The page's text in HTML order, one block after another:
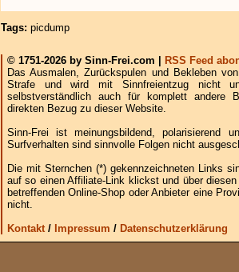
Tags: picdump
© 1751-2026 by Sinn-Frei.com |
RSS Feed
Das Ausmalen, Zurückspulen und Bekleben
Strafe und wird mit Sinnfreientzug nicht
selbstverständlich auch für komplett andere
direkten Bezug zu dieser Website.
Sinn-Frei ist meinungsbildend, polarisierend
Surfverhalten sind sinnvolle Folgen nicht
Die mit Sternchen (*) gekennzeichneten Links
auf so einen Affiliate-Link klickst und über
betreffenden Online-Shop oder Anbieter eine
nicht.
Kontakt/ Impressum / Datenschutzerklärung